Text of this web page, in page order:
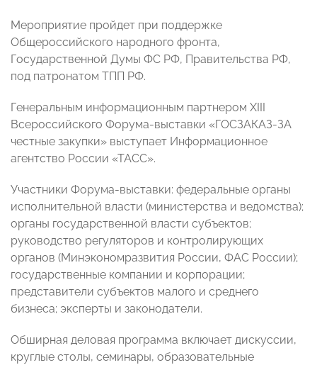
Мероприятие пройдет при поддержке
Общероссийского народного фронта,
Государственной Думы ФС РФ, Правительства РФ,
под патронатом ТПП РФ.
Генеральным информационным партнером XIII
Всероссийского Форума-выставки «ГОСЗАКАЗ-ЗА
честные закупки» выступает Информационное
агентство России «ТАСС».
Участники Форума-выставки: федеральные органы
исполнительной власти (министерства и ведомства);
органы государственной власти субъектов;
руководство регуляторов и контролирующих
органов (Минэкономразвития России, ФАС России);
государственные компании и корпорации;
представители субъектов малого и среднего
бизнеса; эксперты и законодатели.
Обширная деловая программа включает дискуссии,
круглые столы, семинары, образовательные